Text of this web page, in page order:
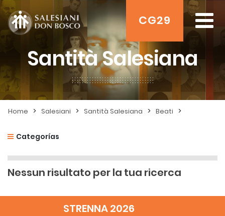
CG29
Santità Salesiana
Home > Salesiani > Santità Salesiana > Beati >
Categorías
Nessun risultato per la tua ricerca
STRENNA 2026